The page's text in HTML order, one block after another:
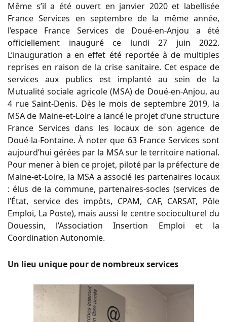
Même s’il a été ouvert en janvier 2020 et labellisée
France Services en septembre de la même année,
l’espace France Services de Doué-en-Anjou a été
officiellement inauguré ce lundi 27 juin 2022.
L’inauguration a en effet été reportée à de multiples
reprises en raison de la crise sanitaire. Cet espace de
services aux publics est implanté au sein de la
Mutualité sociale agricole (MSA) de Doué-en-Anjou, au
4 rue Saint-Denis. Dès le mois de septembre 2019, la
MSA de Maine-et-Loire a lancé le projet d’une structure
France Services dans les locaux de son agence de
Doué-la-Fontaine. À noter que 63 France Services sont
aujourd’hui gérées par la MSA sur le territoire national.
Pour mener à bien ce projet, piloté par la préfecture de
Maine-et-Loire, la MSA a associé les partenaires locaux
: élus de la commune, partenaires-socles (services de
l’État, service des impôts, CPAM, CAF, CARSAT, Pôle
Emploi, La Poste), mais aussi le centre socioculturel du
Douessin, l’Association Insertion Emploi et la
Coordination Autonomie.
Un lieu unique pour de nombreux services